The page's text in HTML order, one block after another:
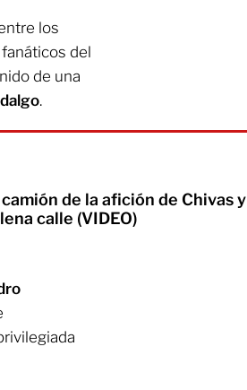
los
del
de una
.
de la afición de Chivas y
calle (VIDEO)